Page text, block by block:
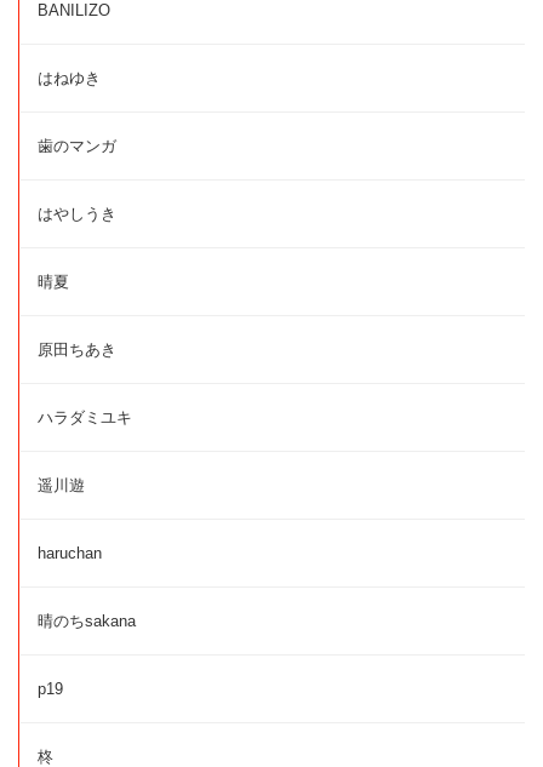
BANILIZO
はねゆき
歯のマンガ
はやしうき
晴夏
原田ちあき
ハラダミユキ
遥川遊
haruchan
晴のちsakana
p19
柊